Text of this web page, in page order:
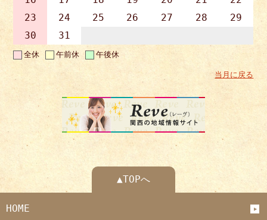
23
24 25 26 27 28
29
30
31
全休 午前休 午後休
当月に戻る
▲TOPへ
HOME